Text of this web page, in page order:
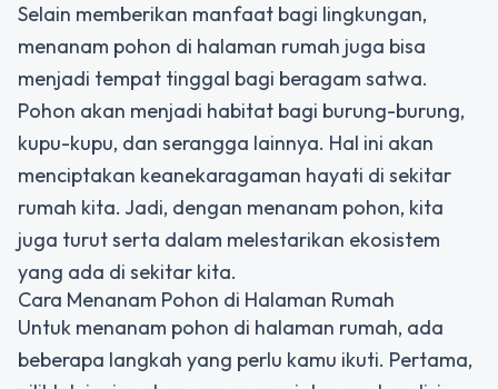
Selain memberikan manfaat bagi lingkungan,
menanam pohon di halaman rumah juga bisa
menjadi tempat tinggal bagi beragam satwa.
Pohon akan menjadi habitat bagi burung-burung,
kupu-kupu, dan serangga lainnya. Hal ini akan
menciptakan keanekaragaman hayati di sekitar
rumah kita. Jadi, dengan menanam pohon, kita
juga turut serta dalam melestarikan ekosistem
yang ada di sekitar kita.
Cara Menanam Pohon di Halaman Rumah
Untuk menanam pohon di halaman rumah, ada
beberapa langkah yang perlu kamu ikuti. Pertama,